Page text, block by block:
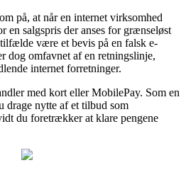
på, at når en internet virksomhed
en salgspris der anses for grænseløst
være et bevis på en falsk e-
dog omfavnet af en retningslinje,
internet forretninger.
med kort eller MobilePay. Som en
drage nytte af et tilbud som
du foretrækker at klare pengene